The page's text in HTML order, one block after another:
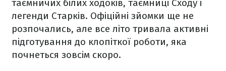
таємничих білих ходоків, таємниці Сходу і
легенди Старків. Офіційні зйомки ще не
розпочались, але все літо тривала активні
підготування до клопіткої роботи, яка
почнеться зовсім скоро.